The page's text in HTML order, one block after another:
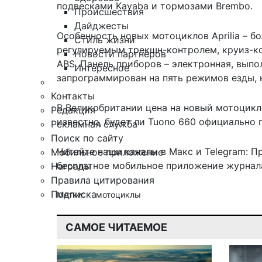
Происшествия
Дайджесты
Стиль жизни
Новости партнеров
Интересное
Контакты
Редакция
Рекламная служба
Поиск по сайту
Мобильное приложение
Награды
Правила цитирования
Подписка
подвесками Kayaba и тормозами Brembo.
Особенность новых мотоциклов Aprilia –
регулируемым трекшн-контролем, круиз-
ABS. Панель приборов – электронная,
запрограммирован на пять режимов езды,
В Великобритании цена на новый мотоцикл
известно, будет ли Tuono 660 официально
Читайте наши каналы в Макс и Telegram:
бесплатное мобильное приложение
Метки: мотоциклы
САМОЕ ЧИТАЕМОЕ